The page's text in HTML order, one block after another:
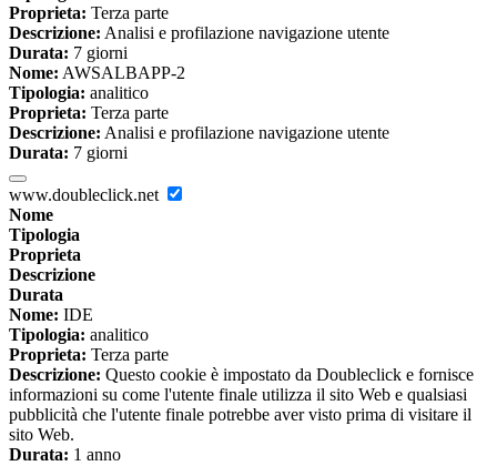
Proprieta: Terza parte
Descrizione: Analisi e profilazione navigazione utente
Durata: 7 giorni
Nome: AWSALBAPP-2
Tipologia: analitico
Proprieta: Terza parte
Descrizione: Analisi e profilazione navigazione utente
Durata: 7 giorni
www.doubleclick.net
Nome
Tipologia
Proprieta
Descrizione
Durata
Nome: IDE
Tipologia: analitico
Proprieta: Terza parte
Descrizione: Questo cookie è impostato da Doubleclick e fornisce
informazioni su come l'utente finale utilizza il sito Web e qualsiasi
pubblicità che l'utente finale potrebbe aver visto prima di visitare il
sito Web.
Durata: 1 anno